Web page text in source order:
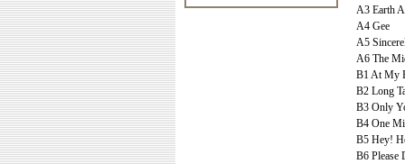
A3 Earth
A4 Gee
A5
A6 The
B1 At My
B2 Long
B3 Only
B4 One
B5 Hey!
B6 Please